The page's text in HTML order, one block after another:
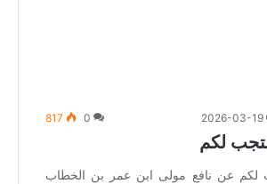
2026-03-19
0
817
لكم
لكم عن نافع مولى ابن عمر بن الخطاب